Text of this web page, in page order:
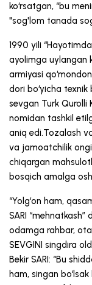
ko‘rsatgan, “bu
"sog'lom tanada
1990 yili
ayolimga uylangan
armiyasi
dori boʻyicha
sevgan Turk
nomidan tashkil
aniq edi.Tozalash
va jamoatchilik
chiqargan
bosqich amalga
“Yolg‘on ham,
SARI “mehnatkash”
odamga rahbar,
SEVGINI singdira
Bekir SARI: “Bu
ham, singan